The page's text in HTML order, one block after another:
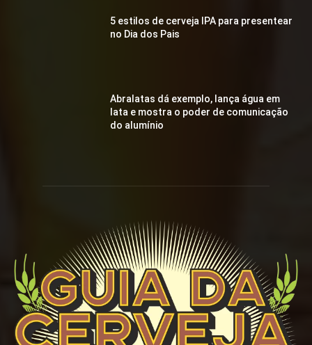
5 estilos de cerveja IPA para presentear
no Dia dos Pais
Abralatas dá exemplo, lança água em
lata e mostra o poder de comunicação
do alumínio